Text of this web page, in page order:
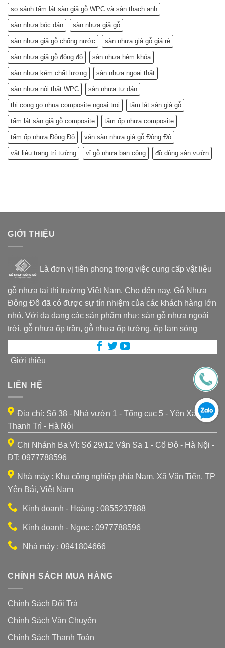
so sánh tấm lát sàn giả gỗ WPC và sàn thạch anh
sàn nhựa bóc dán sàn nhựa giả gỗ
sàn nhựa giả gỗ chống nước sàn nhựa giả gỗ giá rẻ
sàn nhựa giả gỗ đông đô sàn nhựa hèm khóa
sàn nhựa kém chất lượng sàn nhựa ngoại thất
sàn nhựa nội thất WPC sàn nhựa tự dán
thi cong go nhua composite ngoai troi tấm lát sàn giả gỗ
tấm lát sàn giả gỗ composite tấm ốp nhựa composite
tấm ốp nhựa Đông Đô ván sàn nhựa giả gỗ Đông Đô
vật liệu trang trí tường vỉ gỗ nhựa ban công đồ dùng sân vườn
GIỚI THIỆU
Là đơn vị tiên phong trong việc cung cấp vật liệu
gỗ nhựa tại thị trường Việt Nam. Cho đến nay, Gỗ Nhựa
Đông Đô đã có được sự tín nhiệm của các khách hàng lớn
nhỏ. Với đa dạng các sản phẩm như: sàn gỗ nhựa ngoài
trời, gỗ nhựa ốp trần, gỗ nhựa ốp tường, ốp lam sóng
Giới thiệu
LIÊN HỆ
Địa chỉ: Số 38 - Nhà vườn 1 - Tổng cục 5 - Yên Xá -
Thanh Trì - Hà Nội
Chi Nhánh Ba Vì: Số 29/12 Vân Sa 1 - Cổ Đô - Hà Nội -
ĐT: 0977788596
Nhà máy : Khu công nghiệp phía Nam, Xã Văn Tiến, TP
Yên Bái, Việt Nam
Kinh doanh - Hoàng : 0855237888
Kinh doanh - Ngọc : 0977788596
Nhà máy : 0941804666
CHÍNH SÁCH MUA HÀNG
Chính Sách Đổi Trả
Chính Sách Vận Chuyển
Chính Sách Thanh Toán